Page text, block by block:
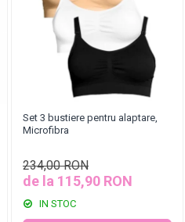
Set 3 bustiere pentru alaptare,
Microfibra
234,00 RON
de la 115,90 RON
IN STOC